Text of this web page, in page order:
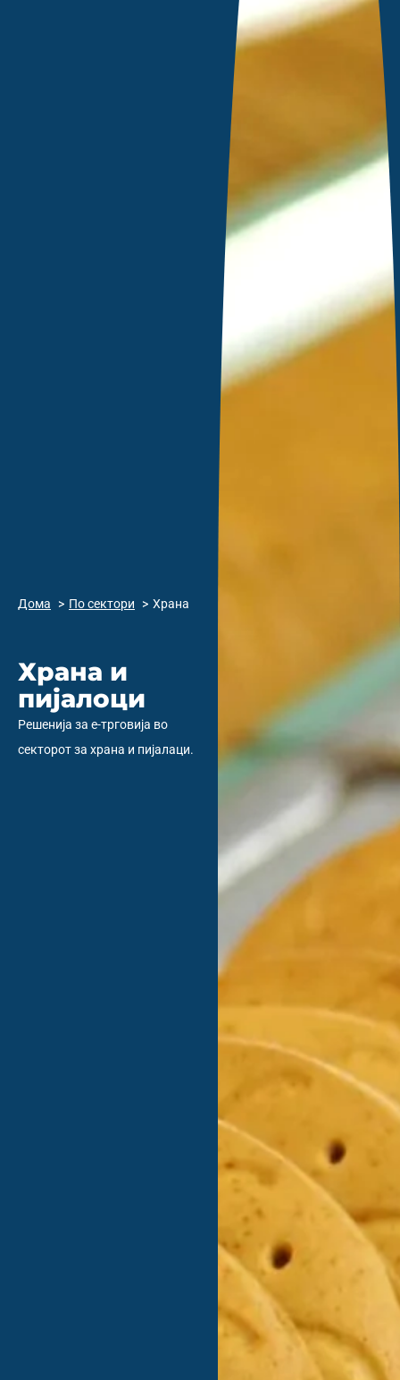
Дома По сектори Храна
Храна и
пијалоци
Решенија за е-трговија во
секторот за храна и пијалаци.